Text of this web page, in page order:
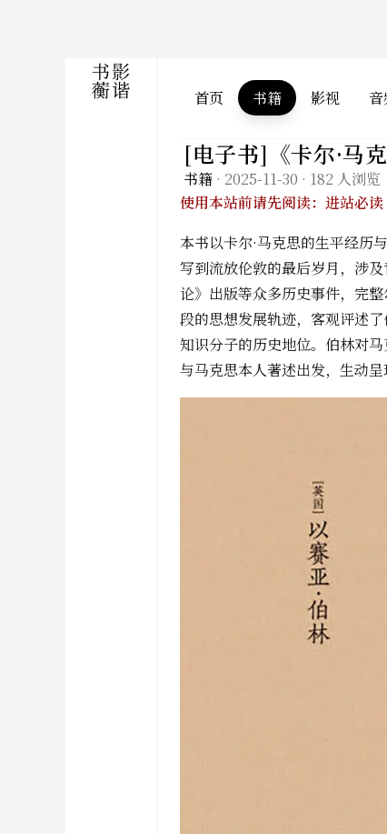
首页 书籍 影视 音
[电子书]《卡尔·马
书籍 · 2025-11-30 · 182 人浏览
使用本站前请先阅读：进站必读
本书以卡尔·马克思的生平经历
写到流放伦敦的最后岁月，涉
论》出版等众多历史事件，完
段的思想发展轨迹，客观评述
知识分子的历史地位。伯林对
与马克思本人著述出发，生动